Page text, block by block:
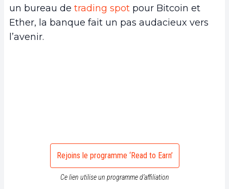
un bureau de trading spot pour Bitcoin et
Ether, la banque fait un pas audacieux vers
l’avenir.
Rejoins le programme ‘Read to Earn’
Ce lien utilise un programme d’affiliation